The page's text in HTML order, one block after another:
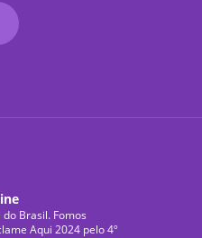
Brasil. Fomos
Aqui 2024 pelo 4º